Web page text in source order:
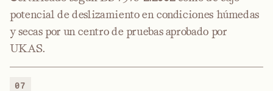
potencial de deslizamiento en condiciones húmedas
y secas por un centro de pruebas aprobado por
UKAS.
07